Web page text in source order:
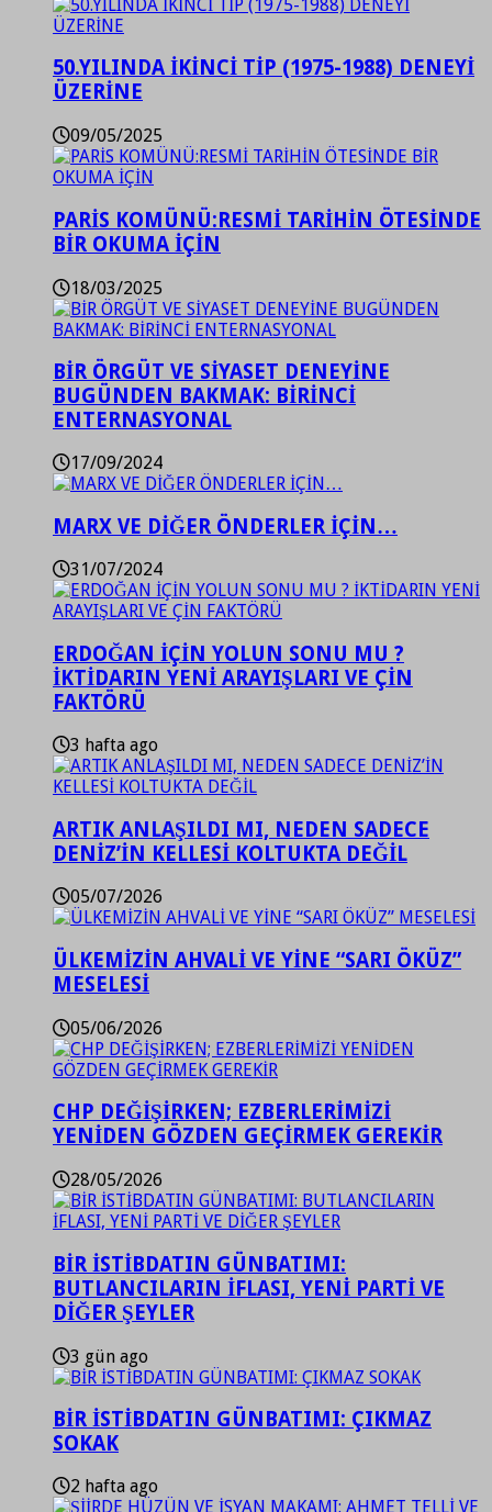
50.YILINDA İKİNCİ TİP (1975-1988) DENEYİ
ÜZERİNE
09/05/2025
PARİS KOMÜNÜ:RESMİ TARİHİN ÖTESİNDE
BİR OKUMA İÇİN
18/03/2025
BİR ÖRGÜT VE SİYASET DENEYİNE
BUGÜNDEN BAKMAK: BİRİNCİ
ENTERNASYONAL
17/09/2024
MARX VE DİĞER ÖNDERLER İÇİN…
31/07/2024
ERDOĞAN İÇİN YOLUN SONU MU ?
İKTİDARIN YENİ ARAYIŞLARI VE ÇİN
FAKTÖRÜ
3 hafta ago
ARTIK ANLAŞILDI MI, NEDEN SADECE
DENİZ’İN KELLESİ KOLTUKTA DEĞİL
05/07/2026
ÜLKEMİZİN AHVALİ VE YİNE “SARI ÖKÜZ”
MESELESİ
05/06/2026
CHP DEĞİŞİRKEN; EZBERLERİMİZİ
YENİDEN GÖZDEN GEÇİRMEK GEREKİR
28/05/2026
BİR İSTİBDATIN GÜNBATIMI:
BUTLANCILARIN İFLASI, YENİ PARTİ VE
DİĞER ŞEYLER
3 gün ago
BİR İSTİBDATIN GÜNBATIMI: ÇIKMAZ
SOKAK
2 hafta ago